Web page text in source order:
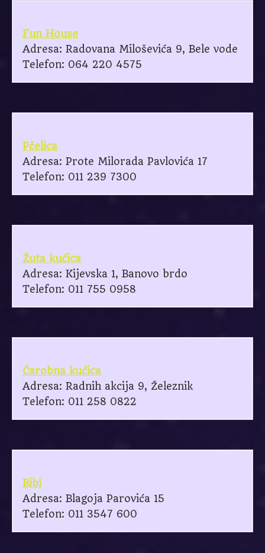
Fun House
Adresa: Radovana Miloševića 9, Bele vode
Telefon: 064 220 4575
Pčelica
Adresa: Prote Milorada Pavlovića 17
Telefon: 011 239 7300
Žuta kućica
Adresa: Kijevska 1, Banovo brdo
Telefon: 011 755 0958
Čarobna kućica
Adresa: Radnih akcija 9, Železnik
Telefon: 011 258 0822
Bibi
Adresa: Blagoja Parovića 15
Telefon: 011 3547 600